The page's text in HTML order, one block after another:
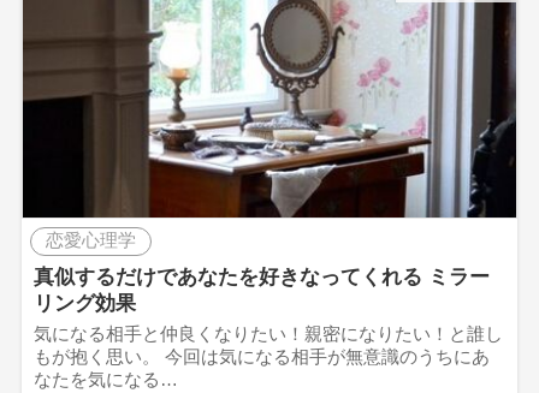
恋愛心理学
真似するだけであなたを好きなってくれる ミラー
リング効果
気になる相手と仲良くなりたい！親密になりたい！と誰し
もが抱く思い。 今回は気になる相手が無意識のうちにあ
なたを気になる…